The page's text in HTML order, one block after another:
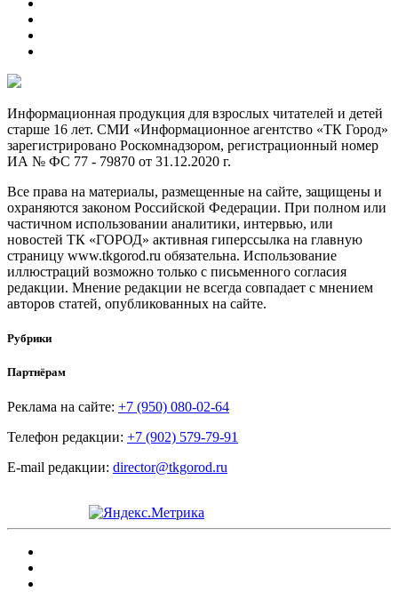
Информационная продукция для взрослых читателей и детей
старше 16 лет. СМИ «Информационное агентство «ТК Город»
зарегистрировано Роскомнадзором, регистрационный номер
ИА № ФС 77 - 79870 от 31.12.2020 г.
Все права на материалы, размещенные на сайте, защищены и
охраняются законом Российской Федерации. При полном или
частичном использовании аналитики, интервью, или
новостей ТК «ГОРОД» активная гиперссылка на главную
страницу www.tkgorod.ru обязательна. Использование
иллюстраций возможно только с письменного согласия
редакции. Мнение редакции не всегда совпадает с мнением
авторов статей, опубликованных на сайте.
Рубрики
Партнёрам
Реклама на сайте: +7 (950) 080-02-64
Телефон редакции: +7 (902) 579-79-91
E-mail редакции: director@tkgorod.ru